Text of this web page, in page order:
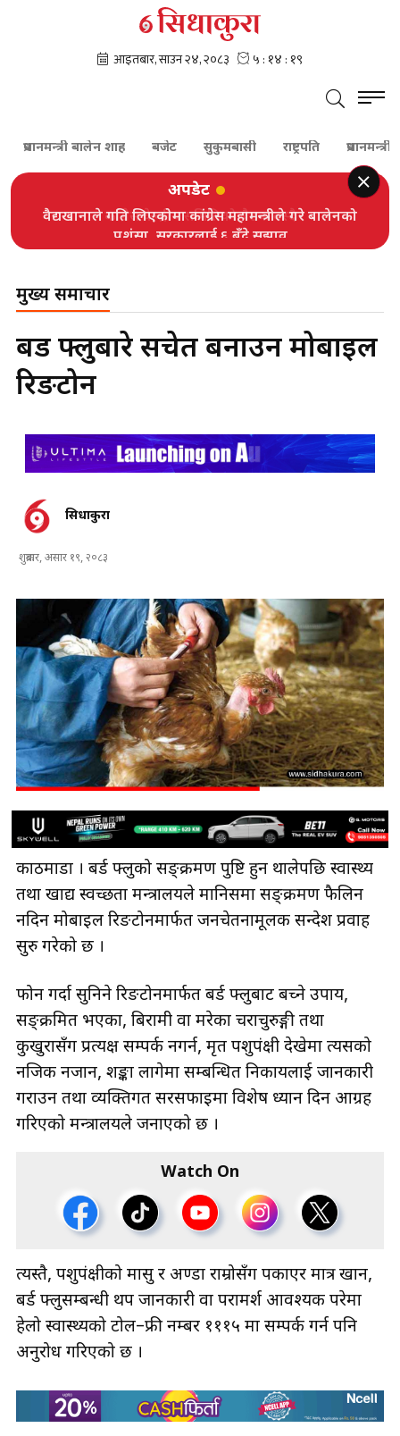
प्रधानमन्त्री बालेन शाह बजेट सुकुमबासी राष्ट्रपति प्रधानमन्त्री
अपडेट
वैद्यखानाले गति लिएकोमा कांग्रेस महामन्त्रीले गरे बालेनको
प्रशंसा, सरकारलाई ६ बुँदे सुझाव
मुख्य समाचार
बर्ड फ्लुबारे सचेत बनाउन मोबाइल
रिङटोन
सिधाकुरा
शुक्रबार, असार १९, २०८३
काठमाडौँ । बर्ड फ्लुको सङ्क्रमण पुष्टि हुन थालेपछि स्वास्थ्य
तथा खाद्य स्वच्छता मन्त्रालयले मानिसमा सङ्क्रमण फैलिन
नदिन मोबाइल रिङटोनमार्फत जनचेतनामूलक सन्देश प्रवाह
सुरु गरेको छ ।
फोन गर्दा सुनिने रिङटोनमार्फत बर्ड फ्लुबाट बच्ने उपाय,
सङ्क्रमित भएका, बिरामी वा मरेका चराचुरुङ्गी तथा
कुखुरासँग प्रत्यक्ष सम्पर्क नगर्न, मृत पशुपंक्षी देखेमा त्यसको
नजिक नजान, शङ्का लागेमा सम्बन्धित निकायलाई जानकारी
गराउन तथा व्यक्तिगत सरसफाइमा विशेष ध्यान दिन आग्रह
गरिएको मन्त्रालयले जनाएको छ ।
Watch On
त्यस्तै, पशुपंक्षीको मासु र अण्डा राम्रोसँग पकाएर मात्र खान,
बर्ड फ्लुसम्बन्धी थप जानकारी वा परामर्श आवश्यक परेमा
हेलो स्वास्थ्यको टोल–फ्री नम्बर १११५ मा सम्पर्क गर्न पनि
अनुरोध गरिएको छ ।